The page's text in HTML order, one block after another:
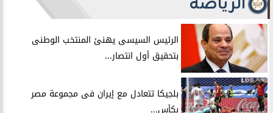
الرئيس السيسى يهنئ المنتخب الوطنى
بتحقيق أول انتصار...
بلجيكا تتعادل مع إيران فى مجموعة مصر